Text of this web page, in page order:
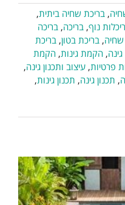
, בריכת שחיה ביתית,
נוף, בריכה, בריכה
שחיה, בריכת בטון, בריכת
, הקמת גינות, הקמת
פרטיות, עיצוב ותכנון גינה,
, תכנון גינה, תכנון גינות,